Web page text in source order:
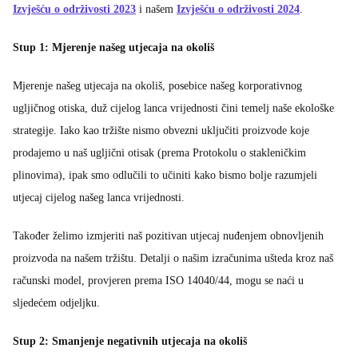
Izvješću o održivosti 2023 i našem Izvješću o održivosti 2024
Stup 1: Mjerenje našeg utjecaja na okoliš
Mjerenje našeg utjecaja na okoliš, posebice našeg korporativnog
ugljičnog otiska, duž cijelog lanca vrijednosti čini temelj naše ekološke
strategije. Iako kao tržište nismo obvezni uključiti proizvode koje
prodajemo u naš ugljični otisak (prema Protokolu o stakleničkim
plinovima), ipak smo odlučili to učiniti kako bismo bolje razumjeli
utjecaj cijelog našeg lanca vrijednosti.
Također želimo izmjeriti naš pozitivan utjecaj nuđenjem obnovljenih
proizvoda na našem tržištu. Detalji o našim izračunima ušteda kroz naš
računski model, provjeren prema ISO 14040/44, mogu se naći u
sljedećem odjeljku.
Stup 2: Smanjenje negativnih utjecaja na okoliš